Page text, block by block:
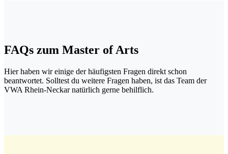
FAQs zum Master of Arts
Hier haben wir einige der häufigsten Fragen direkt schon
beantwortet. Solltest du weitere Fragen haben, ist das Team der
VWA Rhein-Neckar natürlich gerne behilflich.